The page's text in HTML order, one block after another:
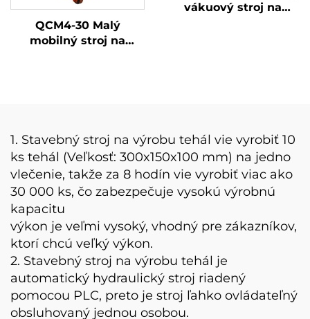
QCM4-30 Malý
mobilný stroj na
vákuový stroj na
1. Stavebný stroj na výrobu tehál vie vyrobiť 10
ks tehál (Veľkosť: 300x150x100 mm) na jedno
vlečenie, takže za 8 hodín vie vyrobiť viac ako
30 000 ks, čo zabezpečuje vysokú výrobnú
kapacitu
výkon je veľmi vysoký, vhodný pre zákazníkov,
ktorí chcú veľký výkon.
2. Stavebný stroj na výrobu tehál je
automatický hydraulický stroj riadený
pomocou PLC, preto je stroj ľahko ovládateľný
obsluhovaný jednou osobou.